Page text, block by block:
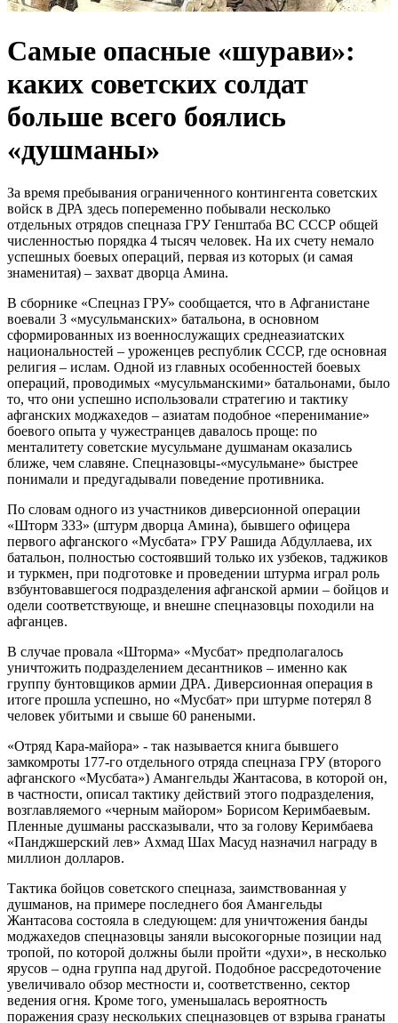
Самые опасные «шурави»:
каких советских солдат
больше всего боялись
«душманы»
За время пребывания ограниченного контингента советских
войск в ДРА здесь попеременно побывали несколько
отдельных отрядов спецназа ГРУ Генштаба ВС СССР общей
численностью порядка 4 тысяч человек. На их счету немало
успешных боевых операций, первая из которых (и самая
знаменитая) – захват дворца Амина.
В сборнике «Спецназ ГРУ» сообщается, что в Афганистане
воевали 3 «мусульманских» батальона, в основном
сформированных из военнослужащих среднеазиатских
национальностей – уроженцев республик СССР, где основная
религия – ислам. Одной из главных особенностей боевых
операций, проводимых «мусульманскими» батальонами, было
то, что они успешно использовали стратегию и тактику
афганских моджахедов – азиатам подобное «перенимание»
боевого опыта у чужестранцев давалось проще: по
менталитету советские мусульмане душманам оказались
ближе, чем славяне. Спецназовцы-«мусульмане» быстрее
понимали и предугадывали поведение противника.
По словам одного из участников диверсионной операции
«Шторм 333» (штурм дворца Амина), бывшего офицера
первого афганского «Мусбата» ГРУ Рашида Абдуллаева, их
батальон, полностью состоявший только их узбеков, таджиков
и туркмен, при подготовке и проведении штурма играл роль
взбунтовавшегося подразделения афганской армии – бойцов и
одели соответствующе, и внешне спецназовцы походили на
афганцев.
В случае провала «Шторма» «Мусбат» предполагалось
уничтожить подразделением десантников – именно как
группу бунтовщиков армии ДРА. Диверсионная операция в
итоге прошла успешно, но «Мусбат» при штурме потерял 8
человек убитыми и свыше 60 ранеными.
«Отряд Кара-майора» - так называется книга бывшего
замкомроты 177-го отдельного отряда спецназа ГРУ (второго
афганского «Мусбата») Амангельды Жантасова, в которой он,
в частности, описал тактику действий этого подразделения,
возглавляемого «черным майором» Борисом Керимбаевым.
Пленные душманы рассказывали, что за голову Керимбаева
«Панджшерский лев» Ахмад Шах Масуд назначил награду в
миллион долларов.
Тактика бойцов советского спецназа, заимствованная у
душманов, на примере последнего боя Амангельды
Жантасова состояла в следующем: для уничтожения банды
моджахедов спецназовцы заняли высокогорные позиции над
тропой, по которой должны были пройти «духи», в несколько
ярусов – одна группа над другой. Подобное рассредоточение
увеличивало обзор местности и, соответственно, сектор
ведения огня. Кроме того, уменьшалась вероятность
поражения сразу нескольких спецназовцев от взрыва гранаты